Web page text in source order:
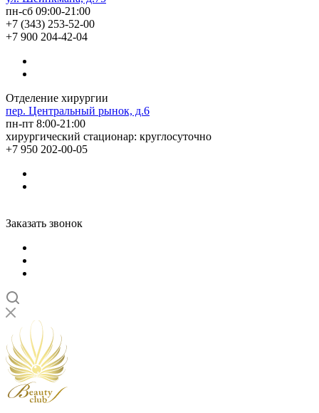
пн-сб 09:00-21:00
+7 (343) 253-52-00
+7 900 204-42-04
Отделение хирургии
пер. Центральный рынок, д.6
пн-пт 8:00-21:00
хирургический стационар: круглосуточно
+7 950 202-00-05
Заказать звонок